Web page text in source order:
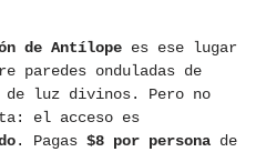
de Antílope es ese lugar
paredes onduladas de
de luz divinos. Pero no
el acceso es
. Pagas $8 por persona de